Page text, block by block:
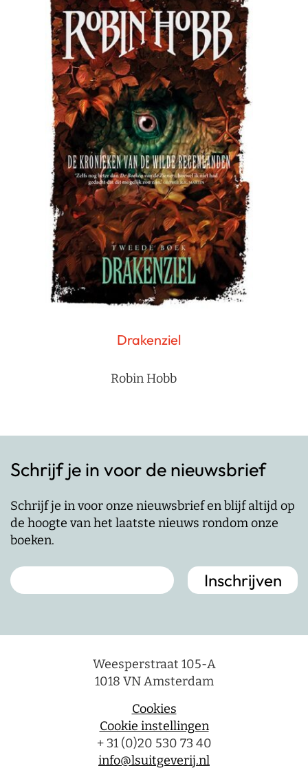
Drakenziel
Robin Hobb
Schrijf je in voor de nieuwsbrief
Schrijf je in voor onze nieuwsbrief en blijf altijd op
de hoogte van het laatste nieuws rondom onze
boeken.
Weesperstraat 105-A
1018 VN Amsterdam
Cookies
Cookie instellingen
+ 31 (0)20 530 73 40
info@lsuitgeverij.nl